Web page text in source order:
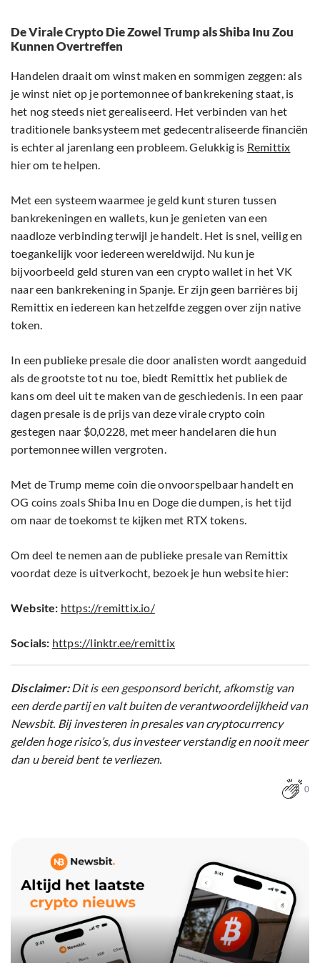
De Virale Crypto Die Zowel Trump als Shiba Inu Zou
Kunnen Overtreffen
Handelen draait om winst maken en sommigen zeggen: als
je winst niet op je portemonnee of bankrekening staat, is
het nog steeds niet gerealiseerd. Het verbinden van het
traditionele banksysteem met gedecentraliseerde financiën
is echter al jarenlang een probleem. Gelukkig is Remittix
hier om te helpen.
Met een systeem waarmee je geld kunt sturen tussen
bankrekeningen en wallets, kun je genieten van een
naadloze verbinding terwijl je handelt. Het is snel, veilig en
toegankelijk voor iedereen wereldwijd. Nu kun je
bijvoorbeeld geld sturen van een crypto wallet in het VK
naar een bankrekening in Spanje. Er zijn geen barrières bij
Remittix en iedereen kan hetzelfde zeggen over zijn native
token.
In een publieke presale die door analisten wordt aangeduid
als de grootste tot nu toe, biedt Remittix het publiek de
kans om deel uit te maken van de geschiedenis. In een paar
dagen presale is de prijs van deze virale crypto coin
gestegen naar $0,0228, met meer handelaren die hun
portemonnee willen vergroten.
Met de Trump meme coin die onvoorspelbaar handelt en
OG coins zoals Shiba Inu en Doge die dumpen, is het tijd
om naar de toekomst te kijken met RTX tokens.
Om deel te nemen aan de publieke presale van Remittix
voordat deze is uitverkocht, bezoek je hun website hier:
Website: https://remittix.io/
Socials: https://linktr.ee/remittix
Disclaimer:Dit is een gesponsord bericht, afkomstig van
een derde partij en valt buiten de verantwoordelijkheid van
Newsbit. Bij investeren in presales van cryptocurrency
gelden hoge risico’s, dus investeer verstandig en nooit meer
dan u bereid bent te verliezen.
0